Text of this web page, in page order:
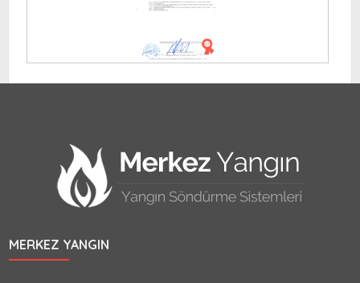
MERKEZ YANGIN